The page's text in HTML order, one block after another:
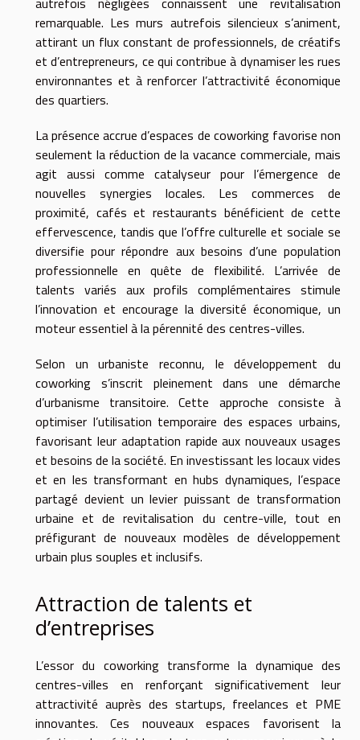
remarquable. Les murs autrefois silencieux s’animent,
attirant un flux constant de professionnels, de créatifs
et d’entrepreneurs, ce qui contribue à dynamiser les rues
environnantes et à renforcer l’attractivité économique
des quartiers.
La présence accrue d’espaces de coworking favorise non
seulement la réduction de la vacance commerciale, mais
agit aussi comme catalyseur pour l’émergence de
nouvelles synergies locales. Les commerces de
proximité, cafés et restaurants bénéficient de cette
effervescence, tandis que l’offre culturelle et sociale se
diversifie pour répondre aux besoins d’une population
professionnelle en quête de flexibilité. L’arrivée de
talents variés aux profils complémentaires stimule
l’innovation et encourage la diversité économique, un
moteur essentiel à la pérennité des centres-villes.
Selon un urbaniste reconnu, le développement du
coworking s’inscrit pleinement dans une démarche
d’urbanisme transitoire. Cette approche consiste à
optimiser l’utilisation temporaire des espaces urbains,
favorisant leur adaptation rapide aux nouveaux usages
et besoins de la société. En investissant les locaux vides
et en les transformant en hubs dynamiques, l’espace
partagé devient un levier puissant de transformation
urbaine et de revitalisation du centre-ville, tout en
préfigurant de nouveaux modèles de développement
urbain plus souples et inclusifs.
Attraction de talents et
d’entreprises
L’essor du coworking transforme la dynamique des
centres-villes en renforçant significativement leur
attractivité auprès des startups, freelances et PME
innovantes. Ces nouveaux espaces favorisent la